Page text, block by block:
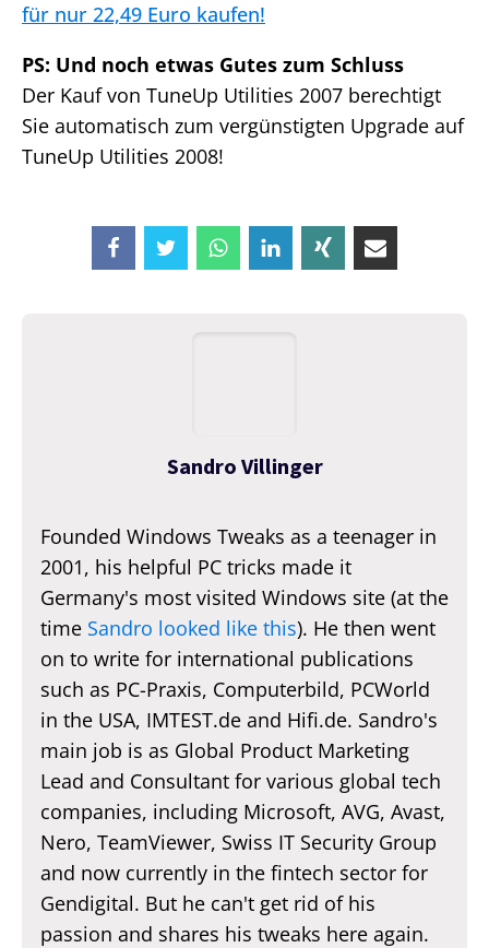
für nur 22,49 Euro kaufen!
PS: Und noch etwas Gutes zum Schluss
Der Kauf von TuneUp Utilities 2007 berechtigt
Sie automatisch zum vergünstigten Upgrade auf
TuneUp Utilities 2008!
Sandro Villinger
Founded Windows Tweaks as a teenager in
2001, his helpful PC tricks made it
Germany's most visited Windows site (at the
time Sandro looked like this). He then went
on to write for international publications
such as PC-Praxis, Computerbild, PCWorld
in the USA, IMTEST.de and Hifi.de. Sandro's
main job is as Global Product Marketing
Lead and Consultant for various global tech
companies, including Microsoft, AVG, Avast,
Nero, TeamViewer, Swiss IT Security Group
and now currently in the fintech sector for
Gendigital. But he can't get rid of his
passion and shares his tweaks here again.